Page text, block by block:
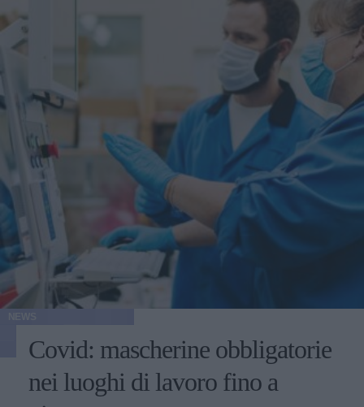
Covid: mascherine obbligatorie
nei luoghi di lavoro fino a